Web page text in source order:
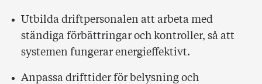
Utbilda driftpersonalen att arbeta med
ständiga förbättringar och kontroller, så att
systemen fungerar energieffektivt.
Anpassa drifttider för belysning och